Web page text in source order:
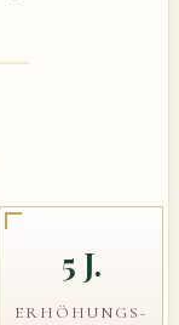
5 J.
ERHÖHUNGS-